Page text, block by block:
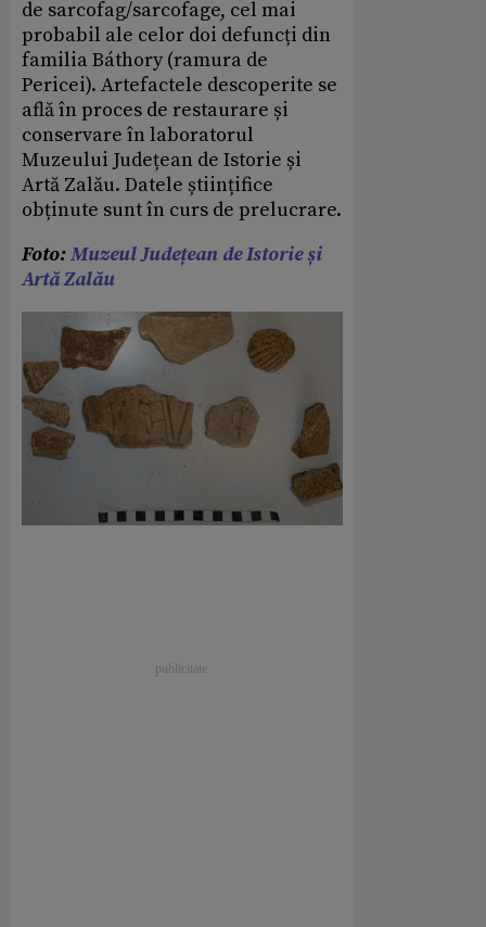
de sarcofag/sarcofage, cel mai
probabil ale celor doi defuncți din
familia Báthory (ramura de
Pericei). Artefactele descoperite se
află în proces de restaurare și
conservare în laboratorul
Muzeului Județean de Istorie și
Artă Zalău. Datele științifice
obținute sunt în curs de prelucrare.
Foto:Muzeul Județean de Istorie și
Artă Zalău